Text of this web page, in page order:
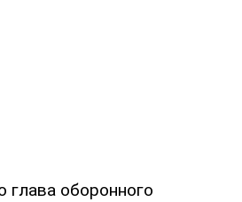
глава оборонного